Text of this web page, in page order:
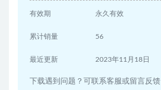
有效期 永久有效
累计销量 56
最近更新 2023年11月18日
下载遇到问题？可联系客服或留言反馈